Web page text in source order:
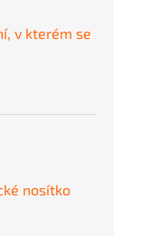
v kterém se
nosítko